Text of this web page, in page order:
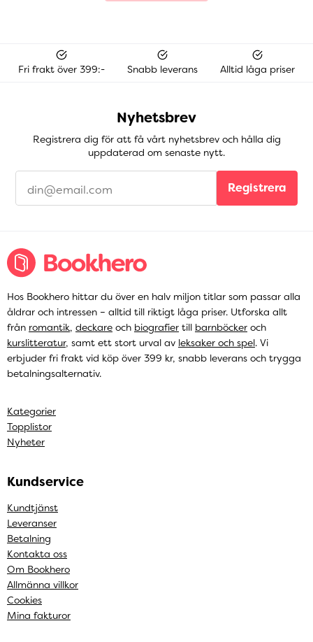
Fri frakt över 399:- Snabb leverans Alltid låga priser
Nyhetsbrev
Registrera dig för att få vårt nyhetsbrev och hålla dig
uppdaterad om senaste nytt.
Registrera
Hos Bookhero hittar du över en halv miljon titlar som passar alla
åldrar och intressen – alltid till riktigt låga priser. Utforska allt
från romantik, deckare och biografier till barnböcker och
kurslitteratur, samt ett stort urval av leksaker och spel. Vi
erbjuder fri frakt vid köp över 399 kr, snabb leverans och trygga
betalningsalternativ.
Kategorier
Topplistor
Nyheter
Kundservice
Kundtjänst
Leveranser
Betalning
Kontakta oss
Om Bookhero
Allmänna villkor
Cookies
Mina fakturor